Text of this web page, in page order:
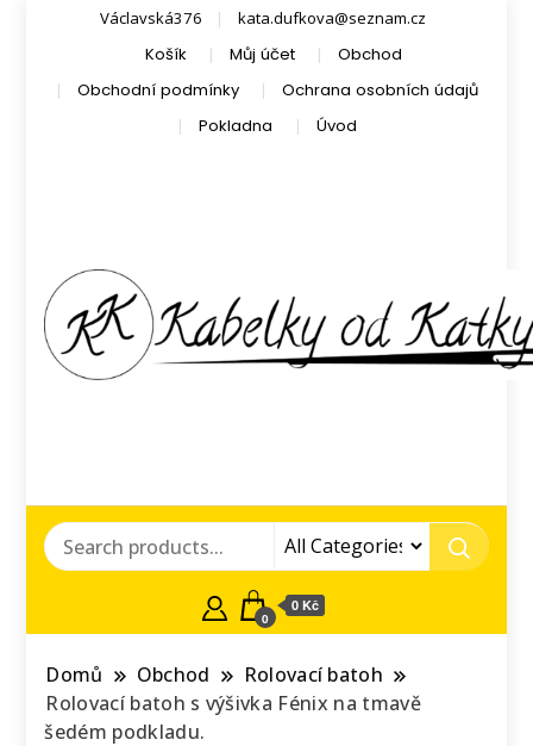
Václavská376 kata.dufkova@seznam.cz
Košík Můj účet
Obchod
Obchodní podmínky
Ochrana osobních údajů
Pokladna
Úvod
0
0 Kč
Domů Obchod
Rolovací batoh
Rolovací batoh s výšivka Fénix na tmavě
šedém podkladu.